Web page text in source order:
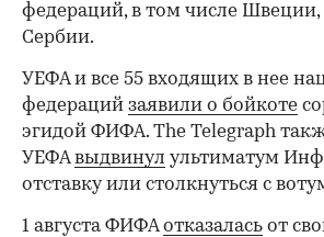
федераций, в том числе Швеции,
Сербии.
УЕФА и все 55 входящих в нее
федераций заявили о бойкоте
эгидой ФИФА. The Telegraph
УЕФАвыдвинул ультиматум
отставку или столкнуться с
1 августа ФИФАотказалась от